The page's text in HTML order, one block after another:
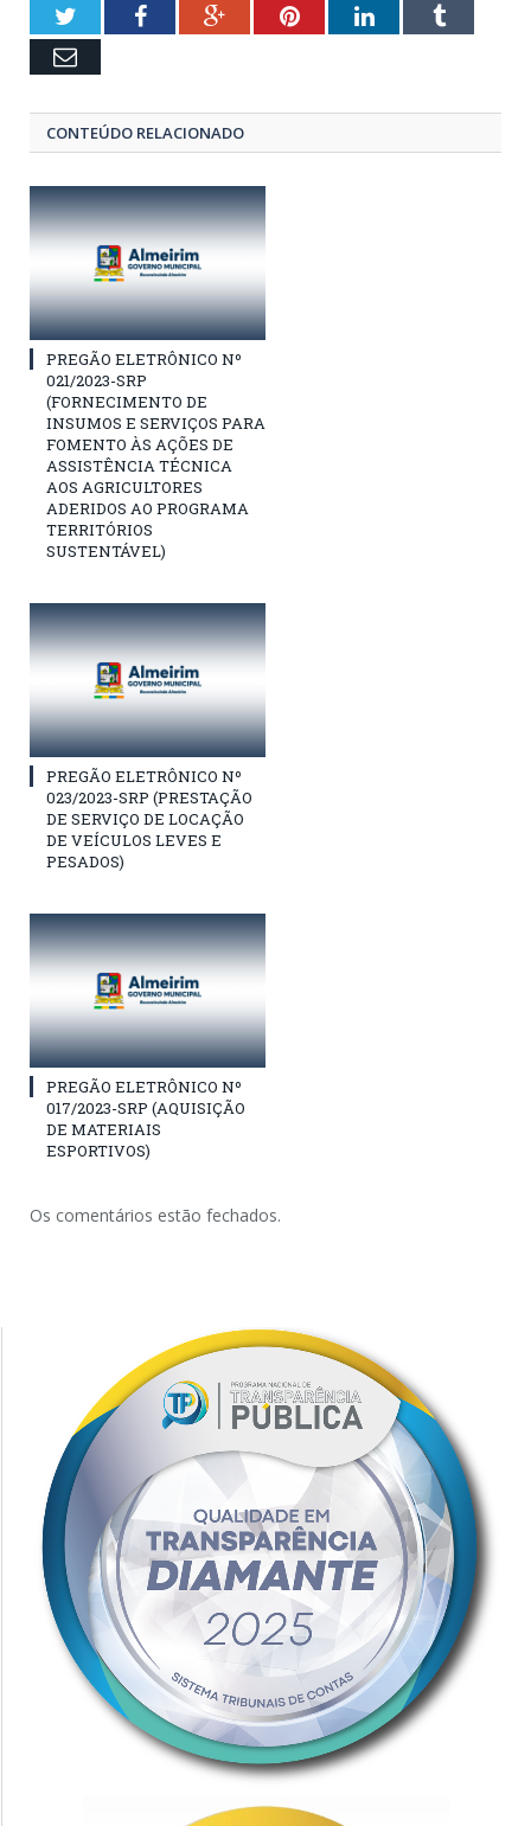
TwitterFacebookGoogle+PinterestLinkedInTumblr
Email
CONTEÚDO RELACIONADO
PREGÃO ELETRÔNICO Nº
021/2023-SRP
(FORNECIMENTO DE
INSUMOS E SERVIÇOS PARA
FOMENTO ÀS AÇÕES DE
ASSISTÊNCIA TÉCNICA
AOS AGRICULTORES
ADERIDOS AO PROGRAMA
TERRITÓRIOS
SUSTENTÁVEL)
PREGÃO ELETRÔNICO Nº
023/2023-SRP (PRESTAÇÃO
DE SERVIÇO DE LOCAÇÃO
DE VEÍCULOS LEVES E
PESADOS)
PREGÃO ELETRÔNICO Nº
017/2023-SRP (AQUISIÇÃO
DE MATERIAIS
ESPORTIVOS)
Os comentários estão fechados.